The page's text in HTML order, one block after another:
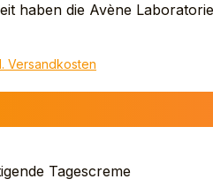
haben die Avène
Strukturverlust,
Haut zu VERDICHTEN und
täglich. Abends auf das
großzügig auftragen, 10
GLYCERIN.
CAPRYLIC/CAPRIC
GLYCERYL OLEATE.
Versandkosten